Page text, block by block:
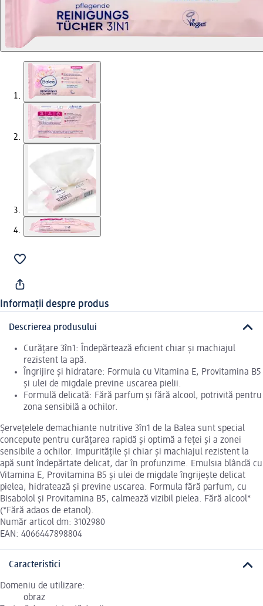
Informații despre produs
Descrierea produsului
Curățare 3în1: Îndepărtează eficient chiar și machiajul
rezistent la apă.
Îngrijire și hidratare: Formula cu Vitamina E, Provitamina B5
și ulei de migdale previne uscarea pielii.
Formulă delicată: Fără parfum și fără alcool, potrivită pentru
zona sensibilă a ochilor.
Șervețelele demachiante nutritive 3în1 de la Balea sunt special
concepute pentru curățarea rapidă și optimă a feței și a zonei
sensibile a ochilor. Impuritățile și chiar și machiajul rezistent la
apă sunt îndepărtate delicat, dar în profunzime. Emulsia blândă cu
Vitamina E, Provitamina B5 și ulei de migdale îngrijește delicat
pielea, hidratează și previne uscarea. Formula fără parfum, cu
Bisabolol și Provitamina B5, calmează vizibil pielea. Fără alcool*
(*Fără adaos de etanol).
Număr articol dm: 3102980
EAN: 4066447898804
Caracteristici
Domeniu de utilizare:
obraz